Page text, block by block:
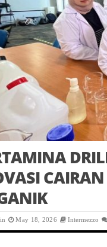
May 18, 2026 Intermezzo